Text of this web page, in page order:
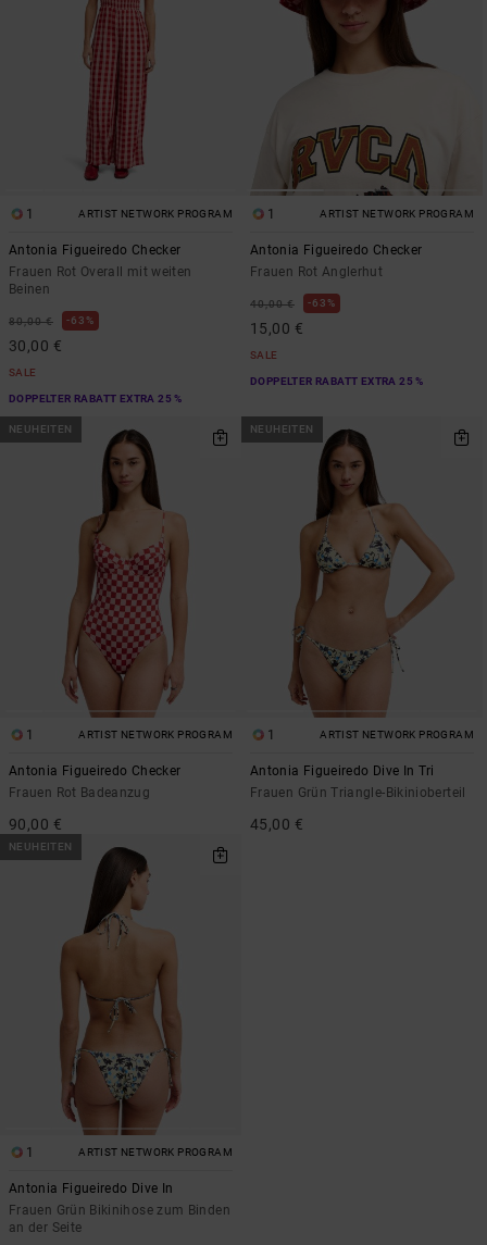
1 ARTIST NETWORK PROGRAM
Antonia Figueiredo Checker
Frauen Rot Overall mit weiten
Beinen
80,00 € 63%
30,00 €
SALE
DOPPELTER RABATT EXTRA 25 %
1 ARTIST NETWORK PROGRAM
Antonia Figueiredo Checker
Frauen Rot Anglerhut
40,00 € 63%
15,00 €
SALE
DOPPELTER RABATT EXTRA 25 %
NEUHEITEN
1 ARTIST NETWORK PROGRAM
Antonia Figueiredo Checker
Frauen Rot Badeanzug
90,00 €
NEUHEITEN
1 ARTIST NETWORK PROGRAM
Antonia Figueiredo Dive In Tri
Frauen Grün Triangle-Bikinioberteil
45,00 €
NEUHEITEN
1 ARTIST NETWORK PROGRAM
Antonia Figueiredo Dive In
Frauen Grün Bikinihose zum Binden
an der Seite